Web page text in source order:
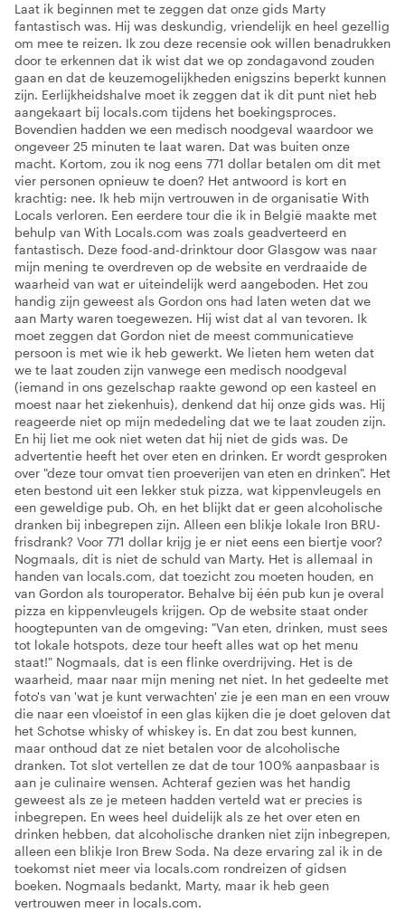
Laat ik beginnen met te zeggen dat onze gids Marty
fantastisch was. Hij was deskundig, vriendelijk en heel gezellig
om mee te reizen. Ik zou deze recensie ook willen benadrukken
door te erkennen dat ik wist dat we op zondagavond zouden
gaan en dat de keuzemogelijkheden enigszins beperkt kunnen
zijn. Eerlijkheidshalve moet ik zeggen dat ik dit punt niet heb
aangekaart bij locals.com tijdens het boekingsproces.
Bovendien hadden we een medisch noodgeval waardoor we
ongeveer 25 minuten te laat waren. Dat was buiten onze
macht. Kortom, zou ik nog eens 771 dollar betalen om dit met
vier personen opnieuw te doen? Het antwoord is kort en
krachtig: nee. Ik heb mijn vertrouwen in de organisatie With
Locals verloren. Een eerdere tour die ik in België maakte met
behulp van With Locals.com was zoals geadverteerd en
fantastisch. Deze food-and-drinktour door Glasgow was naar
mijn mening te overdreven op de website en verdraaide de
waarheid van wat er uiteindelijk werd aangeboden. Het zou
handig zijn geweest als Gordon ons had laten weten dat we
aan Marty waren toegewezen. Hij wist dat al van tevoren. Ik
moet zeggen dat Gordon niet de meest communicatieve
persoon is met wie ik heb gewerkt. We lieten hem weten dat
we te laat zouden zijn vanwege een medisch noodgeval
(iemand in ons gezelschap raakte gewond op een kasteel en
moest naar het ziekenhuis), denkend dat hij onze gids was. Hij
reageerde niet op mijn mededeling dat we te laat zouden zijn.
En hij liet me ook niet weten dat hij niet de gids was. De
advertentie heeft het over eten en drinken. Er wordt gesproken
over "deze tour omvat tien proeverijen van eten en drinken". Het
eten bestond uit een lekker stuk pizza, wat kippenvleugels en
een geweldige pub. Oh, en het blijkt dat er geen alcoholische
dranken bij inbegrepen zijn. Alleen een blikje lokale Iron BRU-
frisdrank? Voor 771 dollar krijg je er niet eens een biertje voor?
Nogmaals, dit is niet de schuld van Marty. Het is allemaal in
handen van locals.com, dat toezicht zou moeten houden, en
van Gordon als touroperator. Behalve bij één pub kun je overal
pizza en kippenvleugels krijgen. Op de website staat onder
hoogtepunten van de omgeving: "Van eten, drinken, must sees
tot lokale hotspots, deze tour heeft alles wat op het menu
staat!" Nogmaals, dat is een flinke overdrijving. Het is de
waarheid, maar naar mijn mening net niet. In het gedeelte met
foto's van 'wat je kunt verwachten' zie je een man en een vrouw
die naar een vloeistof in een glas kijken die je doet geloven dat
het Schotse whisky of whiskey is. En dat zou best kunnen,
maar onthoud dat ze niet betalen voor de alcoholische
dranken. Tot slot vertellen ze dat de tour 100% aanpasbaar is
aan je culinaire wensen. Achteraf gezien was het handig
geweest als ze je meteen hadden verteld wat er precies is
inbegrepen. En wees heel duidelijk als ze het over eten en
drinken hebben, dat alcoholische dranken niet zijn inbegrepen,
alleen een blikje Iron Brew Soda. Na deze ervaring zal ik in de
toekomst niet meer via locals.com rondreizen of gidsen
boeken. Nogmaals bedankt, Marty, maar ik heb geen
vertrouwen meer in locals.com.